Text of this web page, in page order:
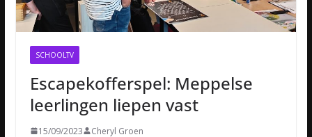
SCHOOLTV
Escapekofferspel: Meppelse
leerlingen liepen vast
15/09/2023 Cheryl Groen